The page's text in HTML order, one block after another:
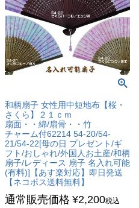
和柄扇子 女性用中短地布【桜・
さくら】２１ｃｍ
扇面・・綿/扇骨・・竹
チャーム付62214 54-20/54-
21/54-22[母の日 プレゼント/ギ
フト/おしゃれ/外国人お土産/和柄
扇子/レディース 扇子 名入れ可能
(有料)]【あす楽対応】即日発送
【ネコポス送料無料】
通常販売価格 ¥2,200税込